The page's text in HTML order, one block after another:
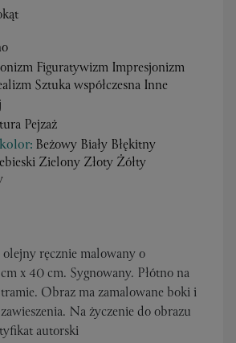
Figuratywizm Impresjonizm
Sztuka współczesna Inne
Pejzaż
Beżowy Biały Błękitny
Zielony Złoty Żółty
ręcznie malowany o
x 40 cm. Sygnowany. Płótno na
Obraz ma zamalowane boki i
Na życzenie do obrazu
autorski